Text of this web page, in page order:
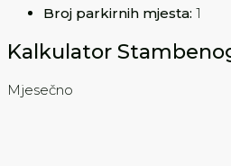
Broj parkirnih mjesta: 1
Kalkulator
Mjesečno